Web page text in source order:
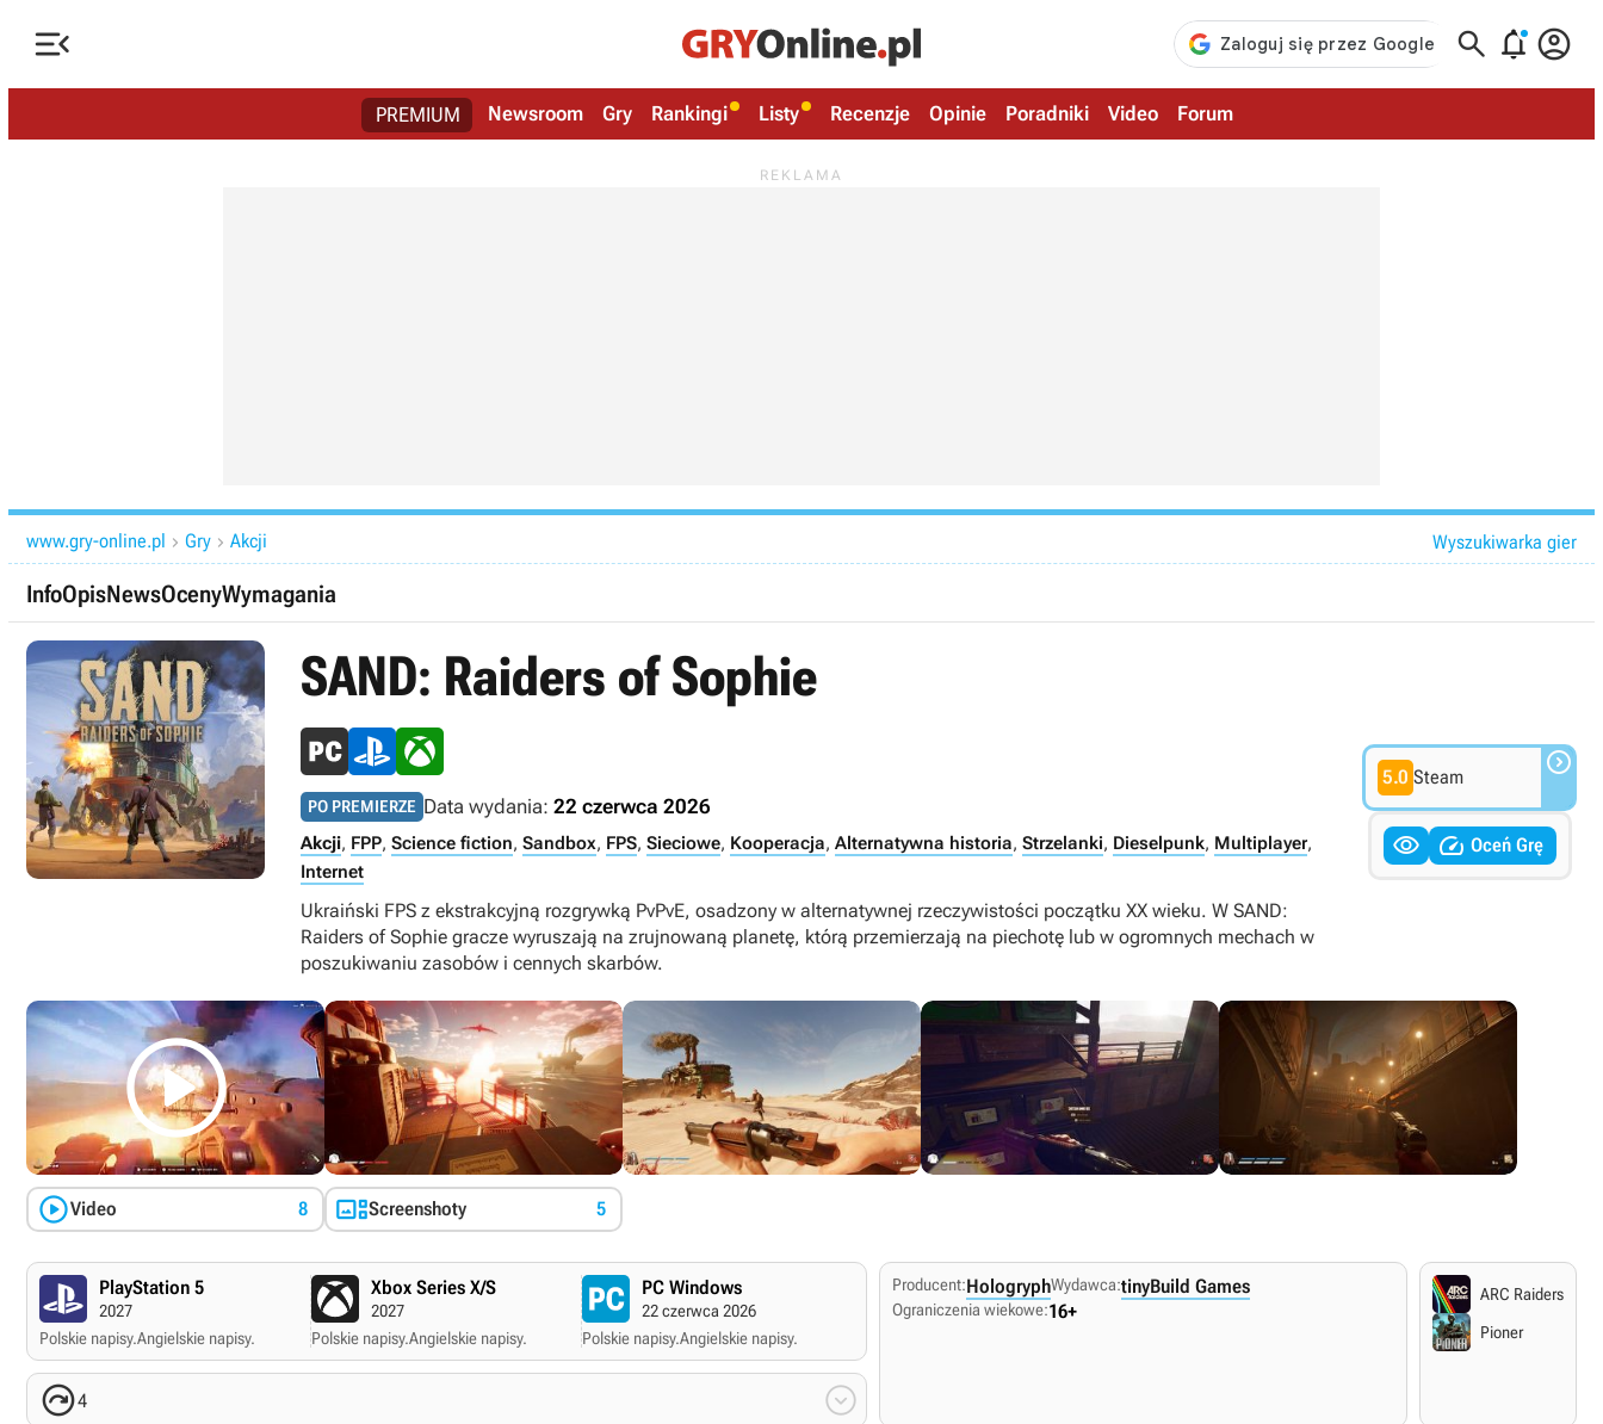
   
PREMIUM Newsroom Gry Rankingi Listy Recenzje Opinie Poradniki Video Forum
www.gry-online.pl  Gry  Akcji Wyszukiwarka gier
InfoOpisNewsOcenyWymagania
SAND: Raiders of Sophie
PO PREMIERZE Data wydania: 22 czerwca 2026
Akcji, FPP, Science fiction, Sandbox, FPS, Sieciowe, Kooperacja, Alternatywna historia, Strzelanki, Dieselpunk, Multiplayer,
Internet
Ukraiński FPS z ekstrakcyjną rozgrywką PvPvE, osadzony w alternatywnej rzeczywistości początku XX wieku. W SAND:
Raiders of Sophie gracze wyruszają na zrujnowaną planetę, którą przemierzają na piechotę lub w ogromnych mechach w
poszukiwaniu zasobów i cennych skarbów.
5.0 Steam 
  Oceń Grę

Video 8 Screenshoty 5
PlayStation 5
2027
Polskie napisy.Angielskie napisy.
Xbox Series X/S
2027
Polskie napisy.Angielskie napisy.
PC Windows
22 czerwca 2026
Polskie napisy.Angielskie napisy.
4 
Producent:HologryphWydawca:tinyBuild Games
Ograniczenia wiekowe:16+
ARC Raiders
Pioner